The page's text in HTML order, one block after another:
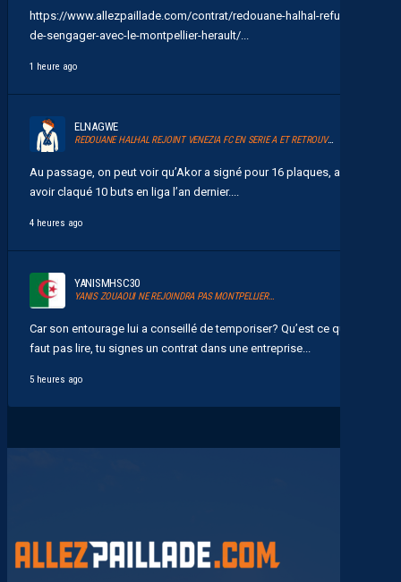
https://www.allezpaillade.com/contrat/redouane-halhal-refuse-
de-sengager-avec-le-montpellier-herault/...
1 heure ago
ELNAGWE
REDOUANE HALHAL REJOINT VENEZIA FC EN SERIE A ET RETROUVERA AKOR ADAMS
Au passage, on peut voir qu’Akor a signé pour 16 plaques, après
avoir claqué 10 buts en liga l’an dernier....
4 heures ago
YANISMHSC30
YANIS ZOUAOUI NE REJOINDRA PAS MONTPELLIER…
Car son entourage lui a conseillé de temporiser? Qu’est ce qu’il
faut pas lire, tu signes un contrat dans une entreprise...
5 heures ago